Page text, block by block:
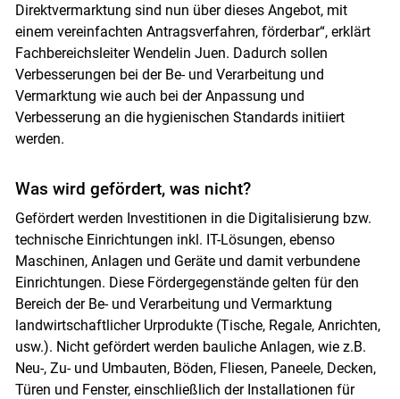
Skip to main content
Direktvermarktung sind nun über dieses Angebot, mit
einem vereinfachten Antragsverfahren, förderbar“, erklärt
Fachbereichsleiter Wendelin Juen. Dadurch sollen
Verbesserungen bei der Be- und Verarbeitung und
Vermarktung wie auch bei der Anpassung und
Verbesserung an die hygienischen Standards initiiert
werden.
Was wird gefördert, was nicht?
Gefördert werden Investitionen in die Digitalisierung bzw.
technische Einrichtungen inkl. IT-Lösungen, ebenso
Maschinen, Anlagen und Geräte und damit verbundene
Einrichtungen. Diese Fördergegenstände gelten für den
Bereich der Be- und Verarbeitung und Vermarktung
landwirtschaftlicher Urprodukte (Tische, Regale, Anrichten,
usw.). Nicht gefördert werden bauliche Anlagen, wie z.B.
Neu-, Zu- und Umbauten, Böden, Fliesen, Paneele, Decken,
Türen und Fenster, einschließlich der Installationen für